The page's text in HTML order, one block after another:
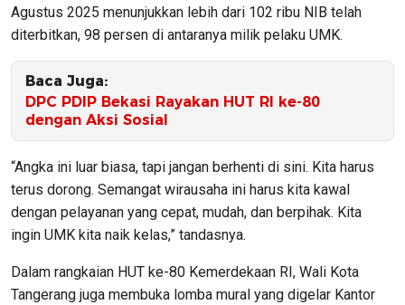
Agustus 2025 menunjukkan lebih dari 102 ribu NIB telah
diterbitkan, 98 persen di antaranya milik pelaku UMK.
Baca Juga:
DPC PDIP Bekasi Rayakan HUT RI ke-80
dengan Aksi Sosial
“Angka ini luar biasa, tapi jangan berhenti di sini. Kita harus
terus dorong. Semangat wirausaha ini harus kita kawal
dengan pelayanan yang cepat, mudah, dan berpihak. Kita
ingin UMK kita naik kelas,” tandasnya.
Dalam rangkaian HUT ke-80 Kemerdekaan RI, Wali Kota
Tangerang juga membuka lomba mural yang digelar Kantor